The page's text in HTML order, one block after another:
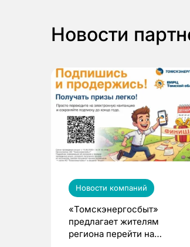
Новости
Новости компаний
«Томскэнергосбыт»
предлагает жителям
региона перейти на